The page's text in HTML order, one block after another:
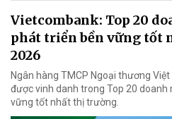
Vietcombank: Top 20
phát triển bền vững tốt
2026
Ngân hàng TMCP Ngoại thương
được vinh danh trong Top 20 doanh
vững tốt nhất thị trường.